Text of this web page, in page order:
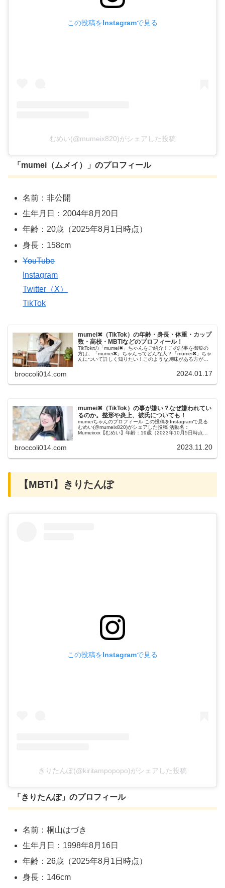
この投稿をInstagramで見る
むめい(@mumeix820)がシェアした投稿
「mumei（ムメイ）」のプロフィール
名前：非公開
生年月日：2004年8月20日
年齢：20歳（2025年8月1日時点）
身長：158cm
YouTube
Instagram
Twitter（X）
TikTok
mumei✖（TikTok）の年齢・身長・体重・カップ
数・高校・MBTIなどのプロフィール！
TikTokrの「mumei✖」ちゃんをご紹介！この記事を御覧の
方は、「mumei✖」ちゃんってどんな人？「mumei✖」ちゃ
んについて詳しく知りたい！このような興味がある方がほ
broccoli014.com 2024.01.17
mumei✖（TikTok）の事が嫌い？なぜ嫌われてい
るのか。整形や炎上、彼氏についても！
mumeiちゃんのプロフィール この投稿をInstagramで見る
むめい(@mumeix820)がシェアした投稿 活動名：
Mumeixxx【むめい】年齢：19歳（2023年10月5日時点）
broccoli014.com 2023.11.20
【MBTI】きりたんぽ
この投稿をInstagramで見る
きりたんぽ(@kiritampopopo)がシェアした投稿
「きりたんぽ」のプロフィール
名前：桐山はづき
生年月日：1998年8月16日
年齢：26歳（2025年8月1日時点）
身長：146cm